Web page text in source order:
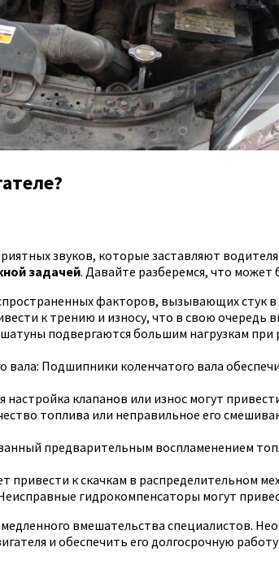
звуков, которые заставляют
задачей. Давайте разберемся, что может
факторов, вызывающих стук
к трению и износу, что в свою очередь
подвергаются большим нагрузкам при
вала: Подшипники коленчатого вала
настройка клапанов или износ могут
топлива или неправильное его
предварительным воспламенением
привести к скачкам в распределительном
гидрокомпенсаторы могут
вмешательства специалистов.
и обеспечить его долгосрочную